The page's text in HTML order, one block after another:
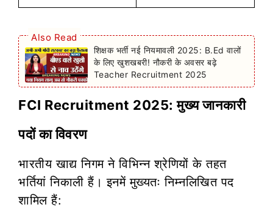
Also Read
शिक्षक भर्ती नई नियमावली 2025: B.Ed वालों
के लिए खुशखबरी! नौकरी के अवसर बढ़े
Teacher Recruitment 2025
FCI Recruitment 2025: मुख्य जानकारी
पदों का विवरण
भारतीय खाद्य निगम ने विभिन्न श्रेणियों के तहत
भर्तियां निकाली हैं। इनमें मुख्यतः निम्नलिखित पद
शामिल हैं: